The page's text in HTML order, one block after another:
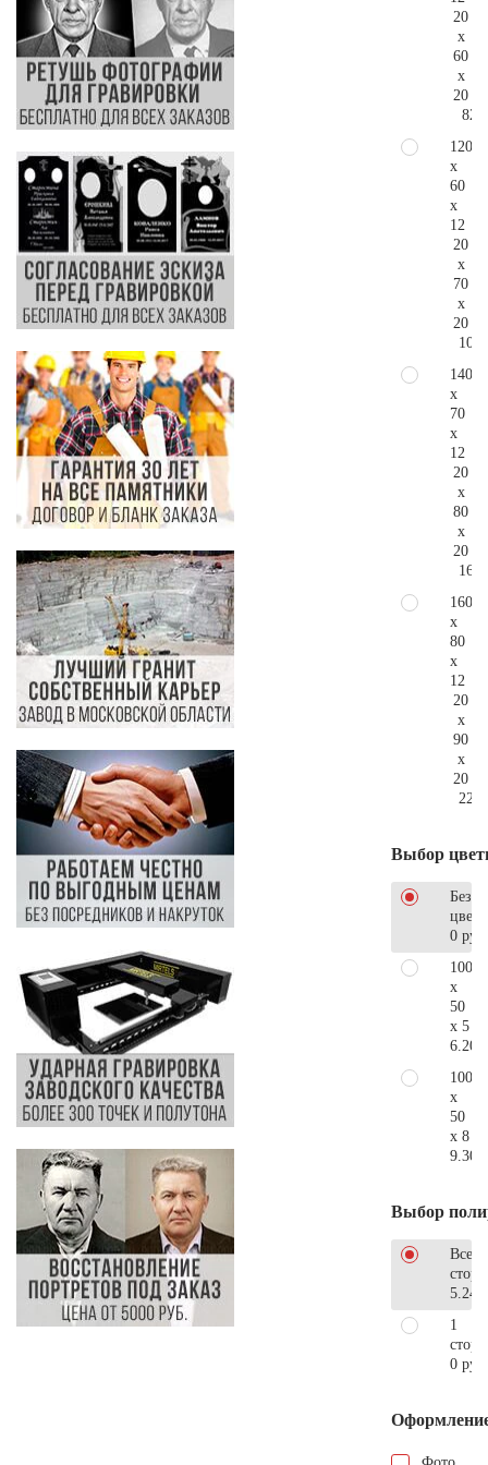
20
x
60
x
20
120
x
60
x
12
20
x
70
x
20
140
x
70
x
12
20
x
80
x
20
160
x
80
x
12
20
x
90
x
20
Выбор
Без
0 руб.
100
x
50
x 5
100
x
50
x 8
Выбор
Все
1
0 руб.